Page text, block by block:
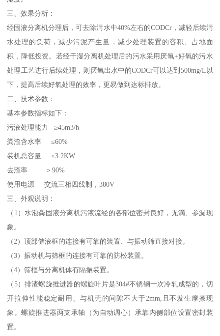
三、效果分析：
经固液分离机分理后，可去除污水中40%左右的CODCr，减轻后续污
水处理的负荷，减少污泥产生量，减少处理装置的容积、占地面
积，降低投资。若经干湿分离机处理后的污水采用厌氧+好氧的污水
处理工艺进行后续处理，则厌氧出水中的CODCr可以达到500mg/L以
下，提高后续好氧处理的效率，更易做到达标排放。
二、技术参数：
基本参数指标如下：
污液处理能力 ≥45m3/h
粪渣含水率 ≤60%
装机总容量 ≤3.2KW
去渣率 ＞90%
使用电源 交流三相四线制，380V
三、外观说明：
（1）水泡粪固液分离机污液流经的各部位密封良好，无滴、参漏现
象。
（2）顶部储液框的连接有可靠的装置、与振动筛直接对接。
（3）振动机与筛框的连接有可靠的防松装置。
（4）筛框与分离机体有隔振装置。
（5）排渣螺旋推进器的螺旋叶片是304#不锈钢一次冷轧成型的，切
开拉伸性能稳定耐用、与机壳的间隙不大于2mm,且不发生摩擦现
象。螺旋推进器两支承轴（为自动调心）承靠内侧部位设置密封装
置。